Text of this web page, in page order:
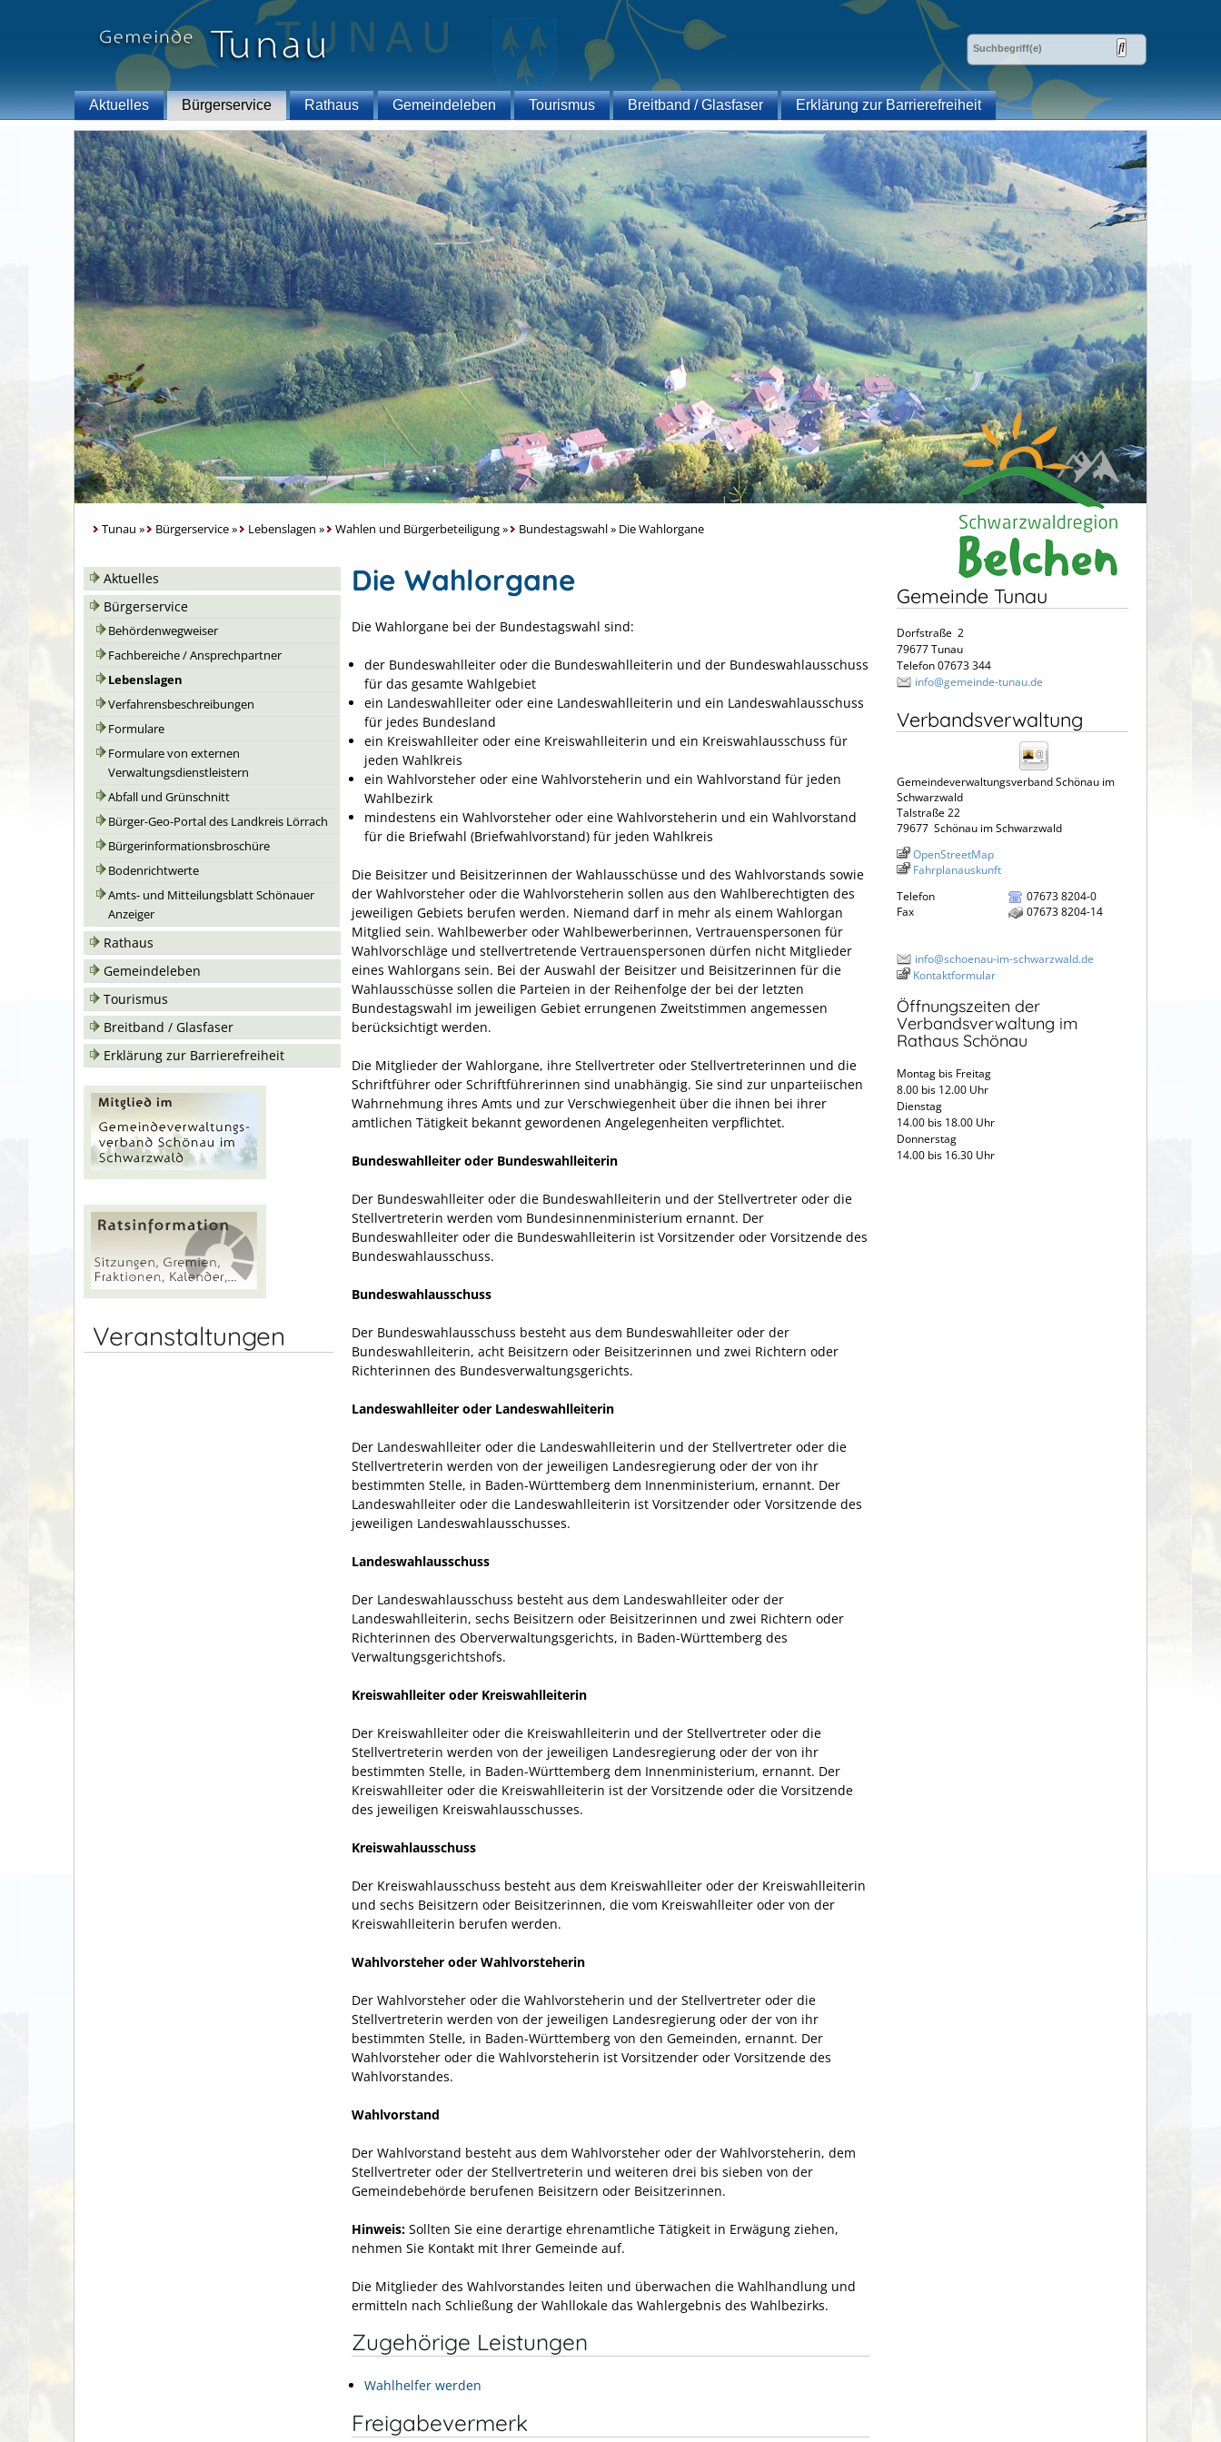
Aktuelles Bürgerservice Rathaus Gemeindeleben Tourismus Breitband / Glasfaser Erklärung zur Barrierefreiheit
Tunau » Bürgerservice» Lebenslagen » Wahlen und Bürgerbeteiligung» Bundestagswahl» Die Wahlorgane
Aktuelles
Bürgerservice
Behördenwegweiser
Fachbereiche / Ansprechpartner
Lebenslagen
Verfahrensbeschreibungen
Formulare
Formulare von externen
Verwaltungsdienstleistern
Abfall und Grünschnitt
Bürger-Geo-Portal des Landkreis Lörrach
Bürgerinformationsbroschüre
Bodenrichtwerte
Amts- und Mitteilungsblatt Schönauer
Anzeiger
Rathaus
Gemeindeleben
Tourismus
Breitband / Glasfaser
Erklärung zur Barrierefreiheit
Veranstaltungen
Die Wahlorgane
Die Wahlorgane bei der Bundestagswahl sind:
der Bundeswahlleiter oder die Bundeswahlleiterin und der Bundeswahlausschuss
für das gesamte Wahlgebiet
ein Landeswahlleiter oder eine Landeswahlleiterin und ein Landeswahlausschuss
für jedes Bundesland
ein Kreiswahlleiter oder eine Kreiswahlleiterin und ein Kreiswahlausschuss für
jeden Wahlkreis
ein Wahlvorsteher oder eine Wahlvorsteherin und ein Wahlvorstand für jeden
Wahlbezirk
mindestens ein Wahlvorsteher oder eine Wahlvorsteherin und ein Wahlvorstand
für die Briefwahl (Briefwahlvorstand) für jeden Wahlkreis
Die Beisitzer und Beisitzerinnen der Wahlausschüsse und des Wahlvorstands sowie
der Wahlvorsteher oder die Wahlvorsteherin sollen aus den Wahlberechtigten des
jeweiligen Gebiets berufen werden. Niemand darf in mehr als einem Wahlorgan
Mitglied sein. Wahlbewerber oder Wahlbewerberinnen, Vertrauenspersonen für
Wahlvorschläge und stellvertretende Vertrauenspersonen dürfen nicht Mitglieder
eines Wahlorgans sein. Bei der Auswahl der Beisitzer und Beisitzerinnen für die
Wahlausschüsse sollen die Parteien in der Reihenfolge der bei der letzten
Bundestagswahl im jeweiligen Gebiet errungenen Zweitstimmen angemessen
berücksichtigt werden.
Die Mitglieder der Wahlorgane, ihre Stellvertreter oder Stellvertreterinnen und die
Schriftführer oder Schriftführerinnen sind unabhängig. Sie sind zur unparteiischen
Wahrnehmung ihres Amts und zur Verschwiegenheit über die ihnen bei ihrer
amtlichen Tätigkeit bekannt gewordenen Angelegenheiten verpflichtet.
Bundeswahlleiter oder Bundeswahlleiterin
Der Bundeswahlleiter oder die Bundeswahlleiterin und der Stellvertreter oder die
Stellvertreterin werden vom Bundesinnenministerium ernannt. Der
Bundeswahlleiter oder die Bundeswahlleiterin ist Vorsitzender oder Vorsitzende des
Bundeswahlausschuss.
Bundeswahlausschuss
Der Bundeswahlausschuss besteht aus dem Bundeswahlleiter oder der
Bundeswahlleiterin, acht Beisitzern oder Beisitzerinnen und zwei Richtern oder
Richterinnen des Bundesverwaltungsgerichts.
Landeswahlleiter oder Landeswahlleiterin
Der Landeswahlleiter oder die Landeswahlleiterin und der Stellvertreter oder die
Stellvertreterin werden von der jeweiligen Landesregierung oder der von ihr
bestimmten Stelle, in Baden-Württemberg dem Innenministerium, ernannt. Der
Landeswahlleiter oder die Landeswahlleiterin ist Vorsitzender oder Vorsitzende des
jeweiligen Landeswahlausschusses.
Landeswahlausschuss
Der Landeswahlausschuss besteht aus dem Landeswahlleiter oder der
Landeswahlleiterin, sechs Beisitzern oder Beisitzerinnen und zwei Richtern oder
Richterinnen des Oberverwaltungsgerichts, in Baden-Württemberg des
Verwaltungsgerichtshofs.
Kreiswahlleiter oder Kreiswahlleiterin
Der Kreiswahlleiter oder die Kreiswahlleiterin und der Stellvertreter oder die
Stellvertreterin werden von der jeweiligen Landesregierung oder der von ihr
bestimmten Stelle, in Baden-Württemberg dem Innenministerium, ernannt. Der
Kreiswahlleiter oder die Kreiswahlleiterin ist der Vorsitzende oder die Vorsitzende
des jeweiligen Kreiswahlausschusses.
Kreiswahlausschuss
Der Kreiswahlausschuss besteht aus dem Kreiswahlleiter oder der Kreiswahlleiterin
und sechs Beisitzern oder Beisitzerinnen, die vom Kreiswahlleiter oder von der
Kreiswahlleiterin berufen werden.
Wahlvorsteher oder Wahlvorsteherin
Der Wahlvorsteher oder die Wahlvorsteherin und der Stellvertreter oder die
Stellvertreterin werden von der jeweiligen Landesregierung oder der von ihr
bestimmten Stelle, in Baden-Württemberg von den Gemeinden, ernannt. Der
Wahlvorsteher oder die Wahlvorsteherin ist Vorsitzender oder Vorsitzende des
Wahlvorstandes.
Wahlvorstand
Der Wahlvorstand besteht aus dem Wahlvorsteher oder der Wahlvorsteherin, dem
Stellvertreter oder der Stellvertreterin und weiteren drei bis sieben von der
Gemeindebehörde berufenen Beisitzern oder Beisitzerinnen.
Hinweis: Sollten Sie eine derartige ehrenamtliche Tätigkeit in Erwägung ziehen,
nehmen Sie Kontakt mit Ihrer Gemeinde auf.
Die Mitglieder des Wahlvorstandes leiten und überwachen die Wahlhandlung und
ermitteln nach Schließung der Wahllokale das Wahlergebnis des Wahlbezirks.
Zugehörige Leistungen
Wahlhelfer werden
Freigabevermerk
Gemeinde Tunau
Dorfstraße 2
79677 Tunau
Telefon 07673 344
info@gemeinde-tunau.de
Verbandsverwaltung
Gemeindeverwaltungsverband Schönau im
Schwarzwald
Talstraße 22
79677 Schönau im Schwarzwald
OpenStreetMap
Fahrplanauskunft
Telefon
07673 8204-0
Fax
07673 8204-14
info@schoenau-im-schwarzwald.de
Kontaktformular
Öffnungszeiten der
Verbandsverwaltung im
Rathaus Schönau
Montag bis Freitag
8.00 bis 12.00 Uhr
Dienstag
14.00 bis 18.00 Uhr
Donnerstag
14.00 bis 16.30 Uhr